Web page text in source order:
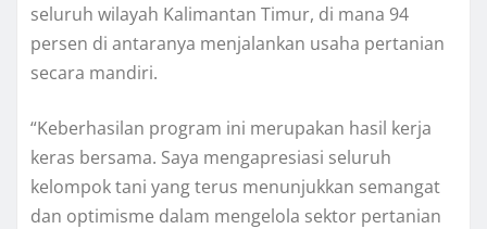
seluruh wilayah Kalimantan Timur, di mana 94
persen di antaranya menjalankan usaha pertanian
secara mandiri.
“Keberhasilan program ini merupakan hasil kerja
keras bersama. Saya mengapresiasi seluruh
kelompok tani yang terus menunjukkan semangat
dan optimisme dalam mengelola sektor pertanian